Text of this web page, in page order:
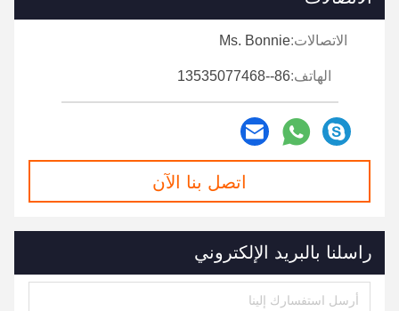
الاتصالات:Ms. Bonnie
الهاتف:86--13535077468
اتصل بنا الآن
راسلنا بالبريد الإلكتروني